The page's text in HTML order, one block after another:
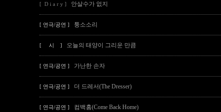
[ D i a r y ] 안살수가 없지
[ 연극/공연 ] 퉁소소리
[ 시 ] 오늘의 태양이 그리운 만큼
[ 연극/공연 ] 가난한 손자
[ 연극/공연 ] 더 드레서(The Dresser)
[ 연극/공연 ] 컴백홈(Come Back Home)